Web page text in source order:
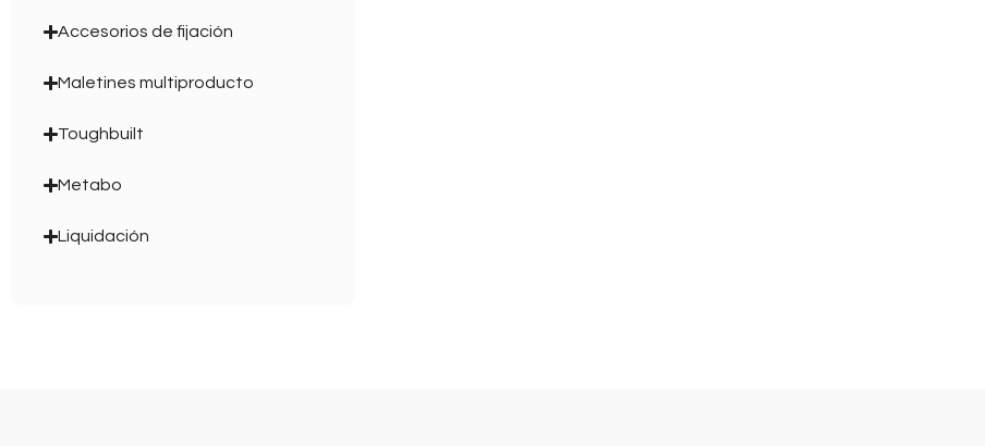
Accesorios de fijación
Maletines multiproducto
Toughbuilt
Metabo
Liquidación